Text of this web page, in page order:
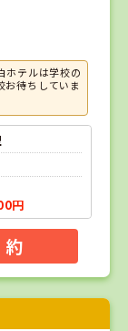
ホテルは学校の
お待ちしていま
円
約